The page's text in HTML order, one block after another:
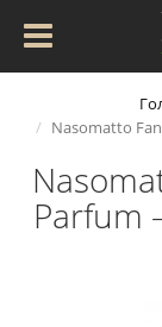
Nasomatto
Parfum